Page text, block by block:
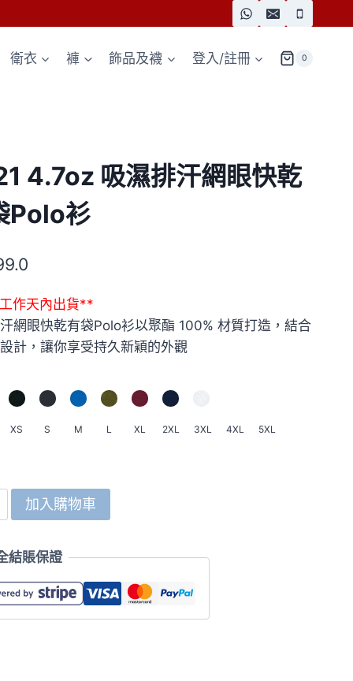
衛衣 褲 飾品及襪 登入/註冊 0
4.7oz 吸濕排汗網眼快乾
Polo衫
作天內出貨**
網眼快乾有袋Polo衫以聚酯 100% 材質打造，結合
計，讓你享受持久新穎的外觀
XS S M L XL 2XL 3XL 4XL 5XL
加入購物車
結賬保證